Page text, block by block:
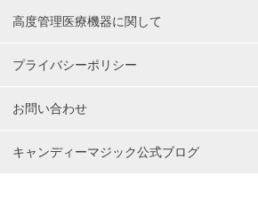
高度管理医療機器に関して
プライバシーポリシー
お問い合わせ
キャンディーマジック公式ブログ